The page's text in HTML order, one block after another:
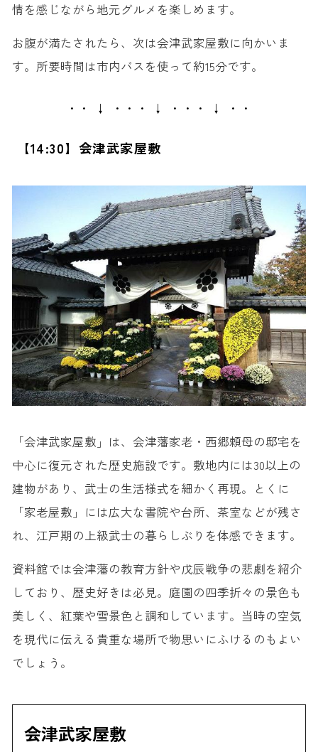
情を感じながら地元グルメを楽しめます。
お腹が満たされたら、次は会津武家屋敷に向かいま
す。所要時間は市内バスを使って約15分です。
・・ ↓ ・・・ ↓ ・・・ ↓ ・・
【14:30】会津武家屋敷
「会津武家屋敷」は、会津藩家老・西郷頼母の邸宅を
中心に復元された歴史施設です。敷地内には30以上の
建物があり、武士の生活様式を細かく再現。とくに
「家老屋敷」には広大な書院や台所、茶室などが残さ
れ、江戸期の上級武士の暮らしぶりを体感できます。
資料館では会津藩の教育方針や戊辰戦争の悲劇を紹介
しており、歴史好きは必見。庭園の四季折々の景色も
美しく、紅葉や雪景色と調和しています。当時の空気
を現代に伝える貴重な場所で物思いにふけるのもよい
でしょう。
会津武家屋敷